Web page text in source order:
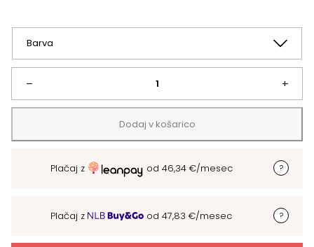
bila:
3.158,36 €.
2.842,52 €.
–
Pisarna
Agenda
VEČ
+
Dodaj v košarico
Plačaj z od 46,34 €/mesec
Plačaj z od 47,83 €/mesec